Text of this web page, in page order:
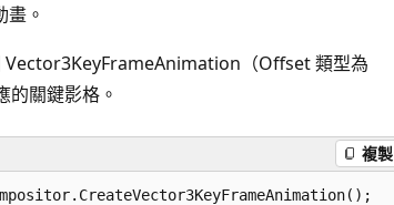
。
Vector3KeyFrameAnimation（Offset 類型為
關鍵影格。
複製